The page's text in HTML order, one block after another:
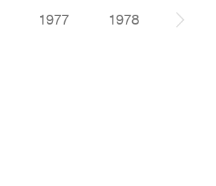
1977 1978 1979